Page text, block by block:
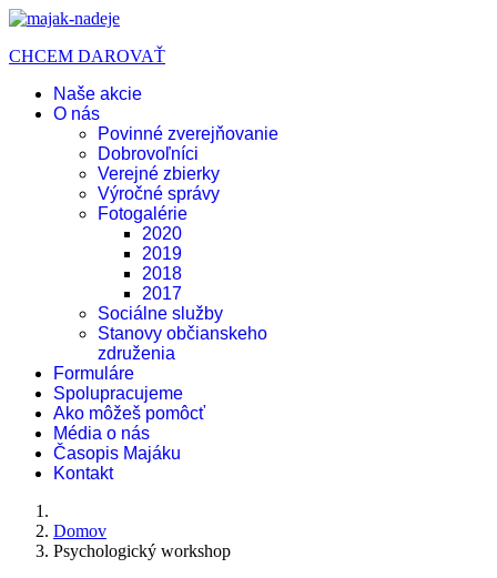
CHCEM DAROVAŤ
Naše akcie
O nás
Povinné zverejňovanie
Dobrovoľníci
Verejné zbierky
Výročné správy
Fotogalérie
2020
2019
2018
2017
Sociálne služby
Stanovy občianskeho
združenia
Formuláre
Spolupracujeme
Ako môžeš pomôcť
Média o nás
Časopis Majáku
Kontakt
Domov
Psychologický workshop